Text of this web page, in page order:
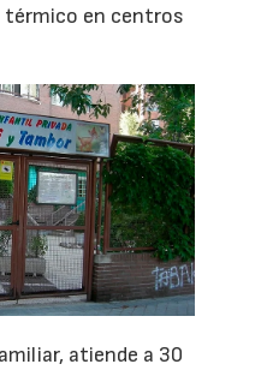
en centros
atiende a 30